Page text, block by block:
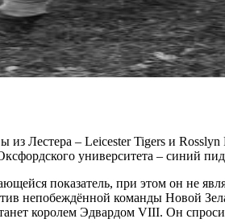
из Лестера – Leicester Tigers и
университета – синий
показатель, при этом он не
непобеждённой команды Новой
королем Эдвардом VIII. Он